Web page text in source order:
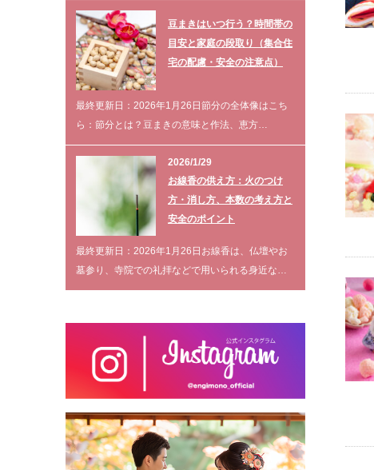
豆まきはいつ行う？時間帯の
目安と家庭の段取り（集合住
宅の配慮・安全の注意点）
最終更新日：2026年1月26日節分の全体像はこち
ら：節分とは？豆まきの意味と作法、恵方…
2026/1/29
お線香の供え方：火のつけ
方・消し方、本数の考え方と
安全のポイント
最終更新日：2026年1月26日お線香は、仏壇やお
墓参り、寺院での礼拝などで用いられる身近な…